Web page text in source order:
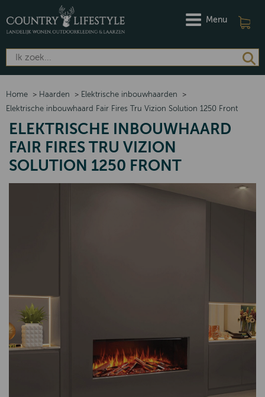
Menu
Home > Haarden > Elektrische inbouwhaarden
>
Elektrische inbouwhaard Fair Fires Tru Vizion Solution 1250 Front
ELEKTRISCHE INBOUWHAARD
FAIR FIRES TRU VIZION
SOLUTION 1250 FRONT